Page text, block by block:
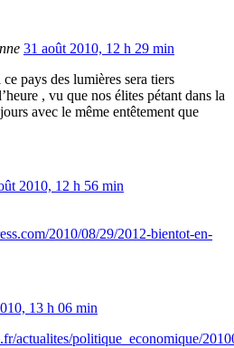
31 août 2010, 12 h 29 min
pays des lumières sera tiers
, vu que nos élites pétant dans la
avec le même entêtement que
2010, 12 h 56 min
2010/08/29/2012-bientot-en-
13 h 06 min
actualites/politique_economique/